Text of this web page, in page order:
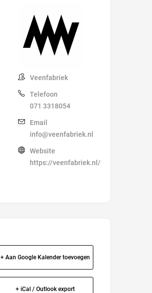
Veenfabriek
Telefoon
071 3318054
Email
info@veenfabriek.nl
Website
https://veenfabriek.nl/
+ Aan Google Kalender toevoegen
+ iCal / Outlook export